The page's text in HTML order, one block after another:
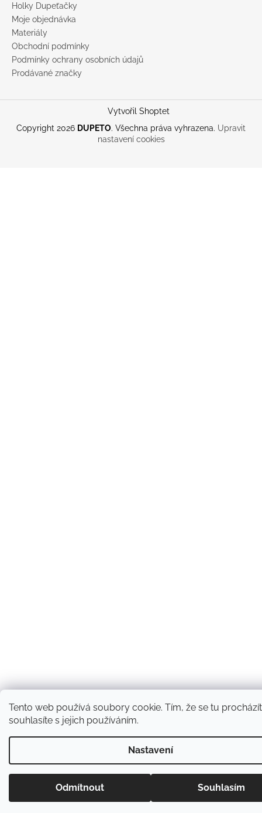
Tento web používá soubory cookie. Tím, že se tu
souhlasíte s jejich používáním.
Nastavení
Odmítnout Souhlasím
Holky Dupeťačky
Moje objednávka
Materiály
Obchodní podmínky
Podmínky ochrany osobních údajů
Prodávané značky
Vytvořil Shoptet
Copyright 2026 DUPETO. Všechna práva vyhrazena. Upravit
nastavení cookies